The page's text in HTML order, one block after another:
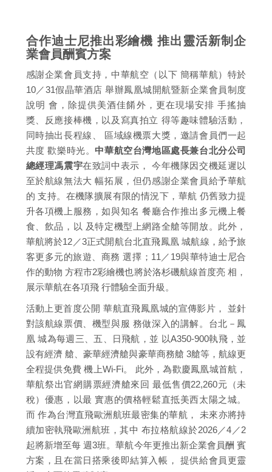
合作迪士尼推出彩繪機 推出靈活新制企
業會員酬賓方案
感謝企業會員支持，中華航空（以下 簡稱華航）特於
10／31假晶華酒店 舉辦鳳凰城開航暨新企業會員制度
說明 會，除提供美酒佳餚外，更在現場安排 手搖抽
獎、反應接棒機，以及寫真拍立 得等趣味體驗活動，
同時抽出長程線、 區域線機票大獎，邀請會員們一起
共度 歡樂時光。中華航空台灣地區處長兼台北分公司
總經理馮震宇在致詞中表示， 今年機隊因交機延遲以
至於航線無法大 幅拓展，但仍感謝企業會員給予華航
的 支持。在機隊擴展有限的情況下，華航 仍舊致力提
升各項機上服務，如與知名 餐廳合作推出多元機上餐
食、飲品，以 及特定機型上網路全艙等開放。此外，
華航將於12／3正式開航台北直飛鳳凰 城航線，給予旅
客更多元的旅遊、商務 選擇；11／19與華特迪士尼合
作的動物 方程市2彩繪機也將於洛杉磯航線首度亮 相，
展示華航在各項飛 行體驗全面升級。
活動上更首度公開 華航直飛鳳凰城的宣傳影片， 並針
對該航線票價、機型與服 務做深入的講解。台北－鳳
凰 城為每週三、五、日飛航，並 以A350-900執飛，並
設有經濟 艙、豪華經濟艙與豪華商務艙 3艙等，航線更
全程提供免費 機上Wi-Fi。 此外，為歡慶鳳凰城首航，
華航祭出官網購票經濟艙來回 最低售價22,260元（未
稅）優惠，以最 實惠的價格輕鬆直抵美西太陽之城。
而 作為台灣直飛歐洲航班最密集的華航， 未來亦將持
續加密執飛歐洲航班，其中 布拉格航線於2026／4／2
起將新增至每 週3班。華航今年更推出新企業會員酬 賓
方案，且在當日搭乘後即結算入帳， 提供給會員更靈